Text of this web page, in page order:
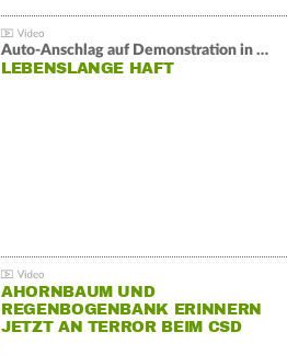
Auto-Anschlag auf Demonstration in München:
LEBENSLANGE HAFT
AHORNBAUM UND
REGENBOGENBANK ERINNERN
JETZT AN TERROR BEIM CSD